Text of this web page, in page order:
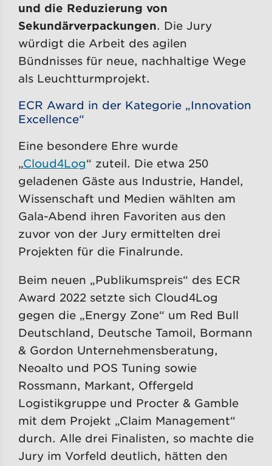
und die Reduzierung von
Sekundärverpackungen. Die Jury
würdigt die Arbeit des agilen
Bündnisses für neue, nachhaltige Wege
als Leuchtturmprojekt.
ECR Award in der Kategorie „Innovation
Excellence“
Eine besondere Ehre wurde
„Cloud4Log“ zuteil. Die etwa 250
geladenen Gäste aus Industrie, Handel,
Wissenschaft und Medien wählten am
Gala-Abend ihren Favoriten aus den
zuvor von der Jury ermittelten drei
Projekten für die Finalrunde.
Beim neuen „Publikumspreis“ des ECR
Award 2022 setzte sich Cloud4Log
gegen die „Energy Zone“ um Red Bull
Deutschland, Deutsche Tamoil, Bormann
& Gordon Unternehmensberatung,
Neoalto und POS Tuning sowie
Rossmann, Markant, Offergeld
Logistikgruppe und Procter & Gamble
mit dem Projekt „Claim Management“
durch. Alle drei Finalisten, so machte die
Jury im Vorfeld deutlich, hätten den